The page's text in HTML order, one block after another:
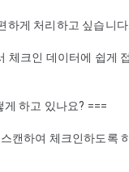
하게 처리하고 싶습니
체크인 데이터에 쉽게
하고 있나요? ===
캔하여 체크인하도록